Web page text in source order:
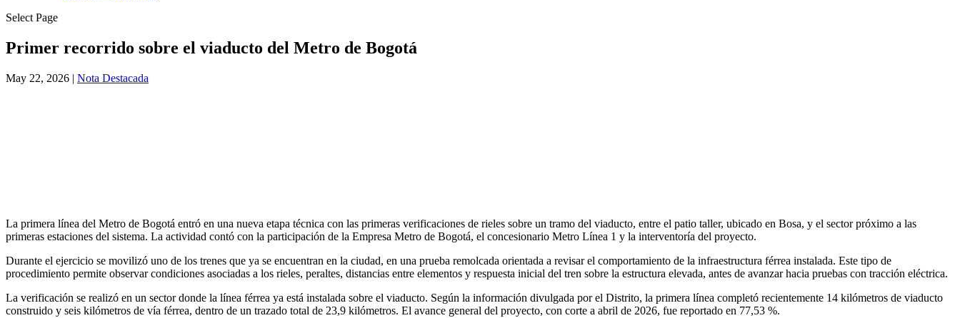
Select Page
Primer recorrido sobre el viaducto del Metro de Bogotá
May 22, 2026 | Nota Destacada
La primera línea del Metro de Bogotá entró en una nueva etapa técnica con las primeras verificaciones de rieles sobre un tramo del viaducto, entre el patio taller, ubicado en Bosa, y el sector próximo a las
primeras estaciones del sistema. La actividad contó con la participación de la Empresa Metro de Bogotá, el concesionario Metro Línea 1 y la interventoría del proyecto.
Durante el ejercicio se movilizó uno de los trenes que ya se encuentran en la ciudad, en una prueba remolcada orientada a revisar el comportamiento de la infraestructura férrea instalada. Este tipo de
procedimiento permite observar condiciones asociadas a los rieles, peraltes, distancias entre elementos y respuesta inicial del tren sobre la estructura elevada, antes de avanzar hacia pruebas con tracción eléctrica.
La verificación se realizó en un sector donde la línea férrea ya está instalada sobre el viaducto. Según la información divulgada por el Distrito, la primera línea completó recientemente 14 kilómetros de viaducto
construido y seis kilómetros de vía férrea, dentro de un trazado total de 23,9 kilómetros. El avance general del proyecto, con corte a abril de 2026, fue reportado en 77,53 %.